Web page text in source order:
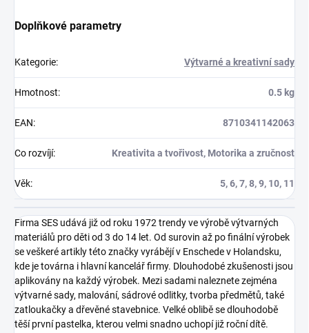
Doplňkové parametry
Kategorie: Výtvarné a kreativní sady
Hmotnost: 0.5 kg
EAN: 8710341142063
Co rozvíjí: Kreativita a tvořivost, Motorika a zručnost
Věk: 5, 6, 7, 8, 9, 10, 11
Firma SES udává již od roku 1972 trendy ve výrobě výtvarných
materiálů pro děti od 3 do 14 let. Od surovin až po finální výrobek
se veškeré artikly této značky vyrábějí v Enschede v Holandsku,
kde je továrna i hlavní kancelář firmy. Dlouhodobé zkušenosti jsou
aplikovány na každý výrobek. Mezi sadami naleznete zejména
výtvarné sady, malování, sádrové odlitky, tvorba předmětů, také
zatloukačky a dřevěné stavebnice. Velké oblibě se dlouhodobě
těší první pastelka, kterou velmi snadno uchopí již roční dítě.